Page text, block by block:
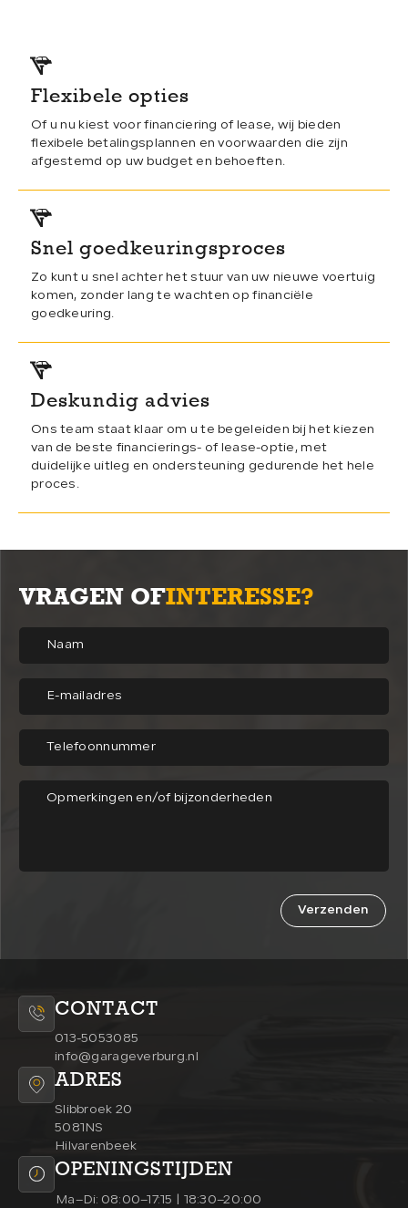
Vr:08:00–17:15
Za showroom:09.00–15.00
Za werkplaats:09.00–12.00
Flexibele opties
Of u nu kiest voor financiering of lease, wij bieden
flexibele betalingsplannen en voorwaarden die zijn
afgestemd op uw budget en behoeften.
Snel goedkeuringsproces
Zo kunt u snel achter het stuur van uw nieuwe voertuig
komen, zonder lang te wachten op financiële
goedkeuring.
Deskundig advies
Ons team staat klaar om u te begeleiden bij het kiezen
van de beste financierings- of lease-optie, met
duidelijke uitleg en ondersteuning gedurende het hele
proces.
CONTACT
013-5053085
info@garageverburg.nl
ADRES
Slibbroek 20
5081NS
Hilvarenbeek
OPENINGSTIJDEN
Ma–Di: 08:00–17:15 | 18:30–20:00
VRAGEN OFINTERESSE?
Verzenden